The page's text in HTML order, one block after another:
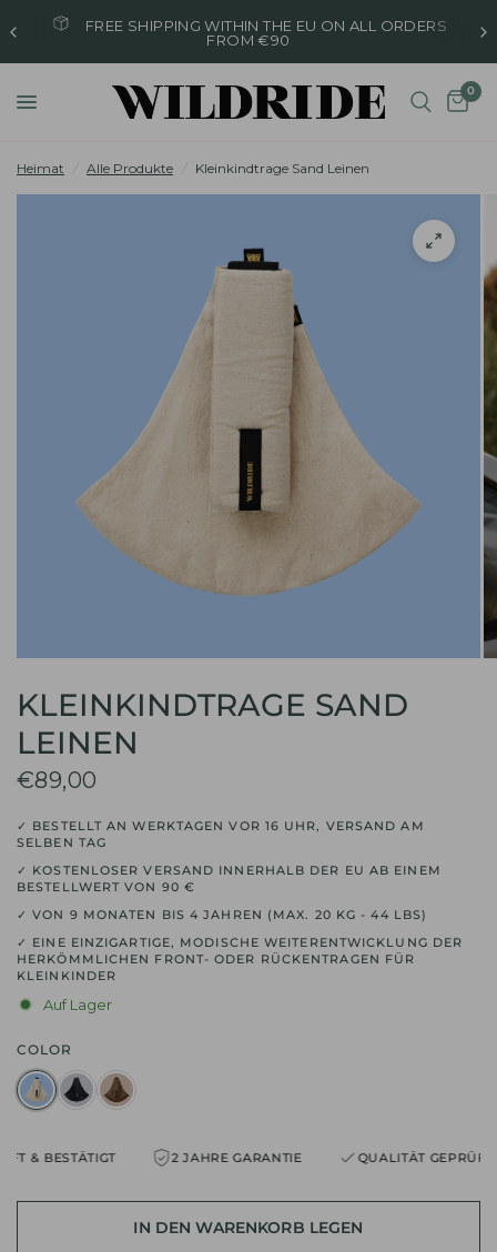
FREE SHIPPING WITHIN THE EU ON ALL ORDERS
FROM €90
0
Heimat Alle Produkte Kleinkindtrage Sand Leinen
KLEINKINDTRAGE SAND
LEINEN
€89,00
✓ BESTELLT AN WERKTAGEN VOR 16 UHR, VERSAND AM
SELBEN TAG
✓ KOSTENLOSER VERSAND INNERHALB DER EU AB EINEM
BESTELLWERT VON 90 €
✓ VON 9 MONATEN BIS 4 JAHREN (MAX. 20 KG - 44 LBS)
✓ EINE EINZIGARTIGE, MODISCHE WEITERENTWICKLUNG DER
HERKÖMMLICHEN FRONT- ODER RÜCKENTRAGEN FÜR
KLEINKINDER
Auf Lager
COLOR
BESTÄTIGT 2 JAHRE GARANTIE QUALITÄT GEPRÜFT &
IN DEN WARENKORB LEGEN